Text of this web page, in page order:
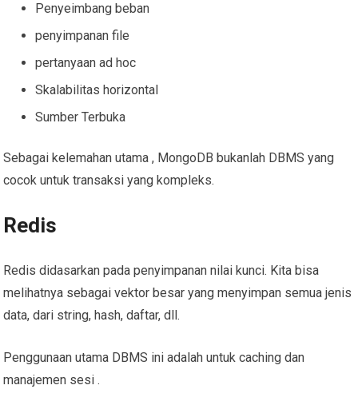
Penyeimbang beban
penyimpanan file
pertanyaan ad hoc
Skalabilitas horizontal
Sumber Terbuka
Sebagai kelemahan utama , MongoDB bukanlah DBMS yang
cocok untuk transaksi yang kompleks.
Redis
Redis didasarkan pada penyimpanan nilai kunci. Kita bisa
melihatnya sebagai vektor besar yang menyimpan semua jenis
data, dari string, hash, daftar, dll.
Penggunaan utama DBMS ini adalah untuk caching dan
manajemen sesi .